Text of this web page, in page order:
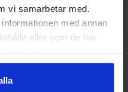
vi samarbetar med.
med annan
eller som de har
210g